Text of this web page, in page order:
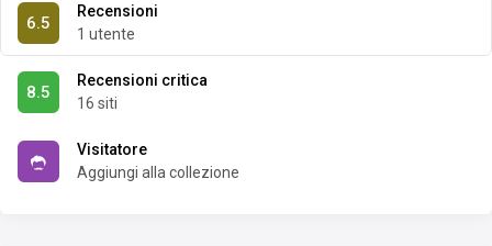
6.5
Recensioni
1 utente
8.5
Recensioni critica
16 siti
Visitatore
Aggiungi alla collezione